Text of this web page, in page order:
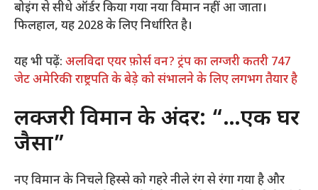
बोइंग से सीधे ऑर्डर किया गया नया विमान नहीं आ जाता।
फिलहाल, यह 2028 के लिए निर्धारित है।
यह भी पढ़ें: अलविदा एयर फ़ोर्स वन? ट्रंप का लग्जरी कतरी 747
जेट अमेरिकी राष्ट्रपति के बेड़े को संभालने के लिए लगभग तैयार है
लक्जरी विमान के अंदर: “…एक घर
जैसा”
नए विमान के निचले हिस्से को गहरे नीले रंग से रंगा गया है और